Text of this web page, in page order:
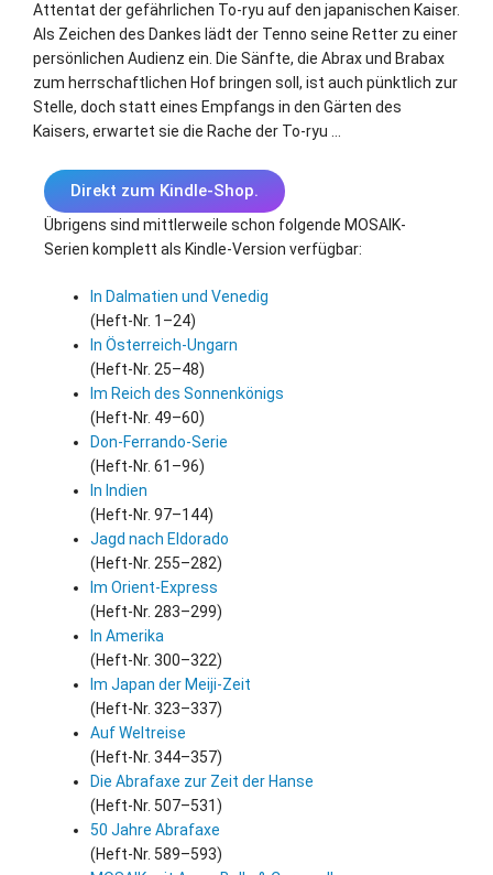
Attentat der gefährlichen To-ryu auf den japanischen Kaiser.
Als Zeichen des Dankes lädt der Tenno seine Retter zu einer
persönlichen Audienz ein. Die Sänfte, die Abrax und Brabax
zum herrschaftlichen Hof bringen soll, ist auch pünktlich zur
Stelle, doch statt eines Empfangs in den Gärten des
Kaisers, erwartet sie die Rache der To-ryu …
Direkt zum Kindle-Shop.
Übrigens sind mittlerweile schon folgende MOSAIK-
Serien komplett als Kindle-Version verfügbar:
In Dalmatien und Venedig
(Heft-Nr. 1–24)
In Österreich-Ungarn
(Heft-Nr. 25–48)
Im Reich des Sonnenkönigs
(Heft-Nr. 49–60)
Don-Ferrando-Serie
(Heft-Nr. 61–96)
In Indien
(Heft-Nr. 97–144)
Jagd nach Eldorado
(Heft-Nr. 255–282)
Im Orient-Express
(Heft-Nr. 283–299)
In Amerika
(Heft-Nr. 300–322)
Im Japan der Meiji-Zeit
(Heft-Nr. 323–337)
Auf Weltreise
(Heft-Nr. 344–357)
Die Abrafaxe zur Zeit der Hanse
(Heft-Nr. 507–531)
50 Jahre Abrafaxe
(Heft-Nr. 589–593)